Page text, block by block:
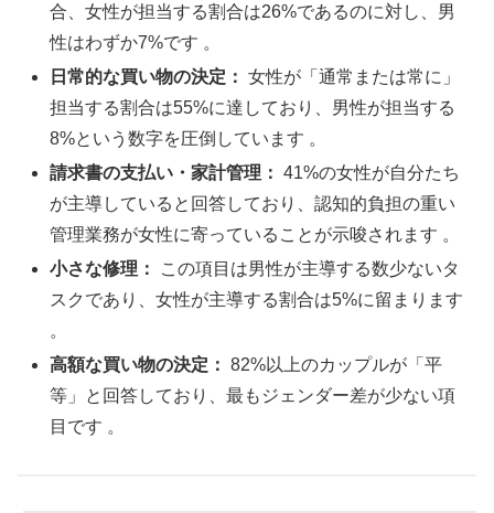
合、女性が担当する割合は26%であるのに対し、男
性はわずか7%です 。
日常的な買い物の決定： 女性が「通常または常に」
担当する割合は55%に達しており、男性が担当する
8%という数字を圧倒しています 。
請求書の支払い・家計管理： 41%の女性が自分たち
が主導していると回答しており、認知的負担の重い
管理業務が女性に寄っていることが示唆されます 。
小さな修理：
この項目は男性が主導する数少ないタ
スクであり、女性が主導する割合は5%に留まります
。
高額な買い物の決定： 82%以上のカップルが「平
等」と回答しており、最もジェンダー差が少ない項
目です 。